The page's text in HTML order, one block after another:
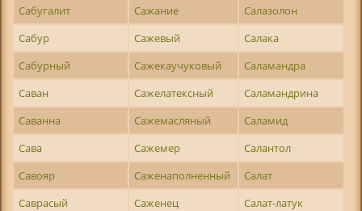
Сабугалит
Сажание
Салазолон
Сабур
Сажевый
Салака
Сабурный
Сажекаучуковый
Саламандра
Саван
Сажелатексный
Саламандрина
Саванна
Сажемасляный
Саламид
Сава
Сажемер
Салантол
Савояр
Саженаполненный
Салат
Саврасый
Саженец
Салат-латук